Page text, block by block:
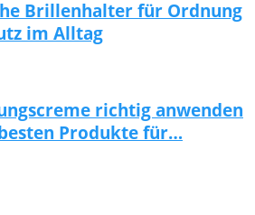
Brillenhalter für Ordnung
im Alltag
richtig anwenden
Produkte für…